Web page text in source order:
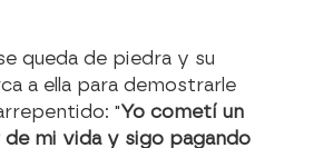
queda de piedra y su
a ella para demostrarle
"Yo cometí un
de mi vida y sigo pagando